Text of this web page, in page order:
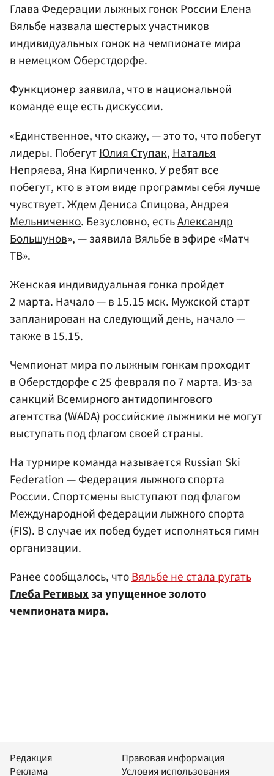
Глава Федерации лыжных гонок России Елена
Вяльбеназвала шестерых участников
индивидуальных гонок на чемпионате мира
в немецком Оберстдорфе.
Функционер заявила, что в национальной
команде еще есть дискуссии.
«Единственное, что скажу, — это то, что побегут
лидеры. ПобегутЮлия Ступак, Наталья
Непряева,Яна Кирпиченко. У ребят все
побегут, кто в этом виде программы себя лучше
чувствует. ЖдемДениса Спицова,Андрея
Мельниченко. Безусловно, естьАлександр
Большунов», — заявила Вяльбе в эфире «Матч
ТВ».
Женская индивидуальная гонка пройдет
2 марта. Начало — в 15.15 мск. Мужской старт
запланирован на следующий день, начало —
также в 15.15.
Чемпионат мира по лыжным гонкам проходит
в Оберстдорфе с 25 февраля по 7 марта. Из-за
санкцийВсемирного антидопингового
агентства(WADA) российские лыжники не могут
выступать под флагом своей страны.
На турнире команда называется Russian Ski
Federation — Федерация лыжного спорта
России. Спортсмены выступают под флагом
Международной федерации лыжного спорта
(FIS). В случае их побед будет исполняться гимн
организации.
Ранее сообщалось, чтоВяльбе не стала ругать
Глеба Ретивыхза упущенное золото
чемпионата мира.
Редакция
Реклама
Правовая информация
Условия использования